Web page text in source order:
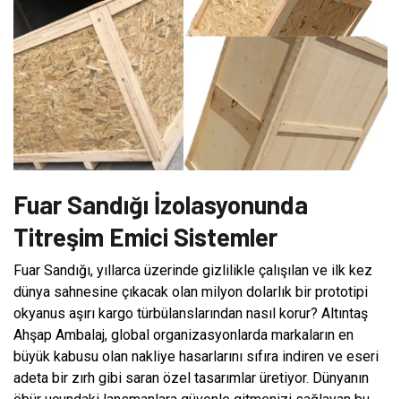
Fuar Sandığı İzolasyonunda
Titreşim Emici Sistemler
Fuar Sandığı, yıllarca üzerinde gizlilikle çalışılan ve ilk kez
dünya sahnesine çıkacak olan milyon dolarlık bir prototipi
okyanus aşırı kargo türbülanslarından nasıl korur? Altıntaş
Ahşap Ambalaj, global organizasyonlarda markaların en
büyük kabusu olan nakliye hasarlarını sıfıra indiren ve eseri
adeta bir zırh gibi saran özel tasarımlar üretiyor. Dünyanın